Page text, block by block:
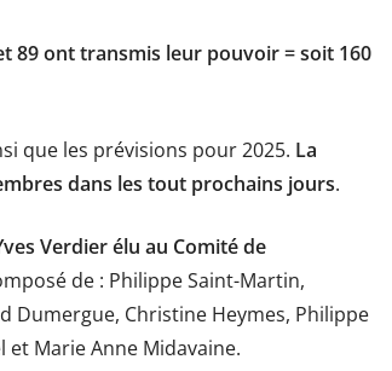
89 ont transmis leur pouvoir = soit 160
que les prévisions pour 2025. La
dans les tout prochains jours.
Verdier élu au Comité de
de : Philippe Saint-Martin,
Dumergue, Christine Heymes, Philippe
et Marie Anne Midavaine.